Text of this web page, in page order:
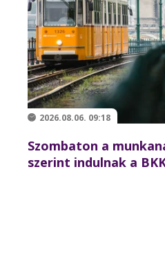
2026.08.06. 09:18
Szombaton a
szerint indulnak a